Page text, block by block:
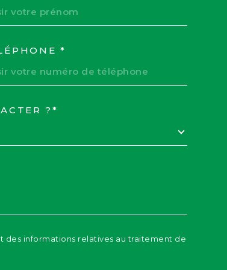
*
?*
des informations relatives au traitement de